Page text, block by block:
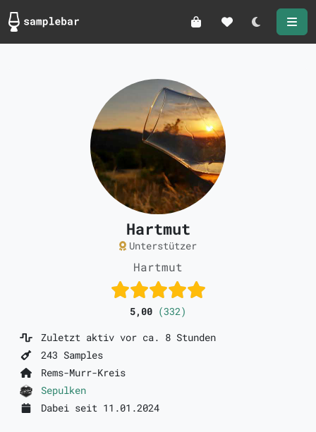
Darkmode
Hartmut
Unterstützer
Hartmut
5,00 (332)
Zuletzt aktiv vor ca. 8 Stunden
243 Samples
Rems-Murr-Kreis
Sepulken
Dabei seit 11.01.2024